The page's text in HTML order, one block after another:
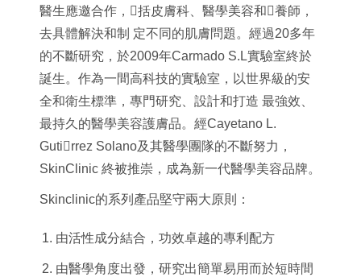
醫生應邀合作，括皮膚科、醫學美容和養師，
去具體解決和制 定不同的肌膚問題。經過20多年
的不斷研究，於2009年Carmado S.L實驗室終於
誕生。作為一間高科技的實驗室，以世界級的安
全和衛生標準，專門研究、設計和打造 最強效、
最持久的醫學美容護膚品。經Cayetano L.
Gutirrez Solano及其醫學團隊的不斷努力，
SkinClinic 終被推崇，成為新一代醫學美容品牌。
Skinclinic的系列產品堅守兩大原則：
由活性成分結合，功效卓越的專利配方
由醫學角度出發，研究出簡單易用而於短時間